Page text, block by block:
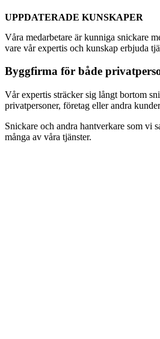
UPPDATERADE KUNSKAPER
Våra medarbetare är kunniga snickare
vare vår expertis och kunskap erbjuda
Byggfirma för både
Vår expertis sträcker sig långt bortom
privatpersoner, företag eller andra
Snickare och andra hantverkare som vi
många av våra tjänster.